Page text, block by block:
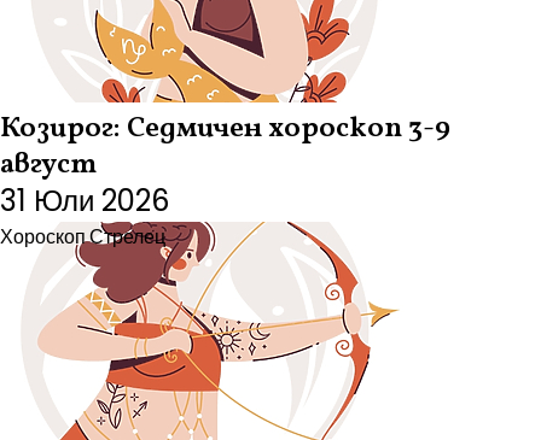
Козирог: Седмичен хороскоп 3-9
август
31 Юли 2026
ХороскопСтрелец